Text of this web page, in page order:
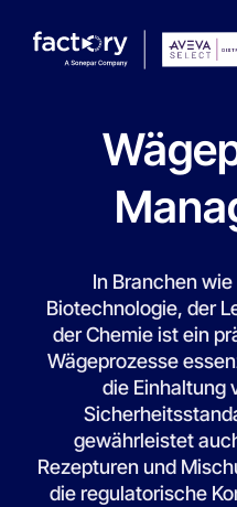
In Branchen
Biotechnologie, der
der Chemie ist ein
Wägeprozesse
die Einhaltung
gewährleistet
Rezepturen und
die regulatorische